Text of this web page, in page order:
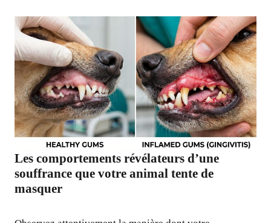
Les comportements révélateurs d’une
souffrance que votre animal tente de
masquer